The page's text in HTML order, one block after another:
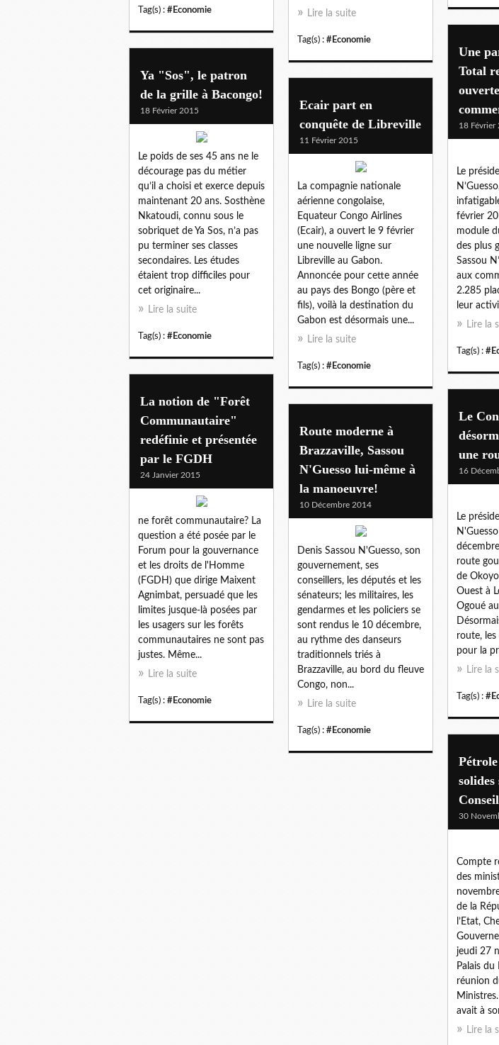
Tag(s) : #Economie
Lire la suite
Tag(s) : #Economie
Une
Total
18 Février
Le
février
module
des plus
Sassou
aux
2.285
leur
Lire la
Tag(s) :
Ya "Sos", le patron
de la grille à Bacongo!
18 Février 2015
Le poids de ses 45 ans ne le
décourage pas du métier
qu’il a choisi et exerce depuis
maintenant 20 ans. Sosthène
Nkatoudi, connu sous le
sobriquet de Ya Sos, n’a pas
pu terminer ses classes
secondaires. Les études
étaient trop difficiles pour
cet originaire...
Lire la suite
Tag(s) : #Economie
Ecair part en
conquête de Libreville
11 Février 2015
La compagnie nationale
aérienne congolaise,
Equateur Congo Airlines
(Ecair), a ouvert le 9 février
une nouvelle ligne sur
Libreville au Gabon.
Annoncée pour cette année
au pays des Bongo (père et
fils), voilà la destination du
Gabon est désormais une...
Lire la suite
Tag(s) : #Economie
La notion de "Forêt
Communautaire"
redéfinie et présentée
par le FGDH
24 Janvier 2015
ne forêt communautaire? La
question a été posée par le
Forum pour la gouvernance
et les droits de l'Homme
(FGDH) que dirige Maixent
Agnimbat, persuadé que les
limites jusque-là posées par
les usagers sur les forêts
communautaires ne sont pas
justes. Même...
Lire la suite
Tag(s) : #Economie
Le
une
16
Le
route
de
Ouest à
Ogoué
route,
pour la
Lire la
Tag(s) :
Route moderne à
Brazzaville, Sassou
N'Guesso lui-même à
la manoeuvre!
10 Décembre 2014
Denis Sassou N'Guesso, son
gouvernement, ses
conseillers, les députés et les
sénateurs; les militaires, les
gendarmes et les policiers se
sont rendus le 10 décembre,
au rythme des danseurs
traditionnels triés à
Brazzaville, au bord du fleuve
Congo, non...
Lire la suite
Tag(s) : #Economie
30
Compte
des
de la
l’Etat,
jeudi 27
Palais du
réunion
avait à
Lire la